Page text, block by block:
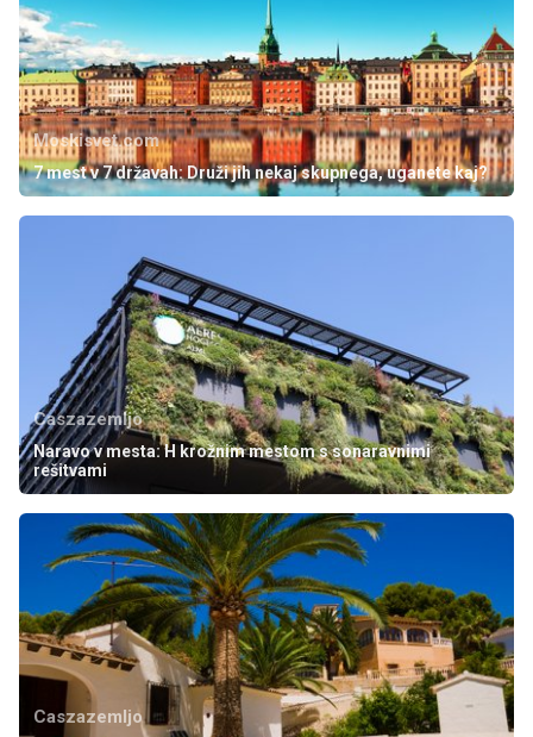
Moskisvet.com
7 mest v 7 državah: Druži jih nekaj skupnega, uganete kaj?
Caszazemljo
Naravo v mesta: H krožnim mestom s sonaravnimi
rešitvami
Caszazemljo